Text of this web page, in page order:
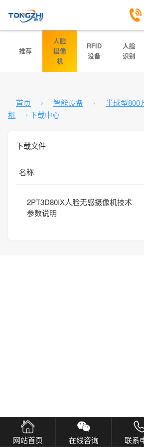
网站首页 在线咨询 联系
推荐
人脸
摄像
机
RFID
设备
人脸
识别
首页 › 智能设备 ›
半球型800
机
› 下载中心
下载文件
名称
2PT3D80IX人脸无感摄像机技术
参数说明